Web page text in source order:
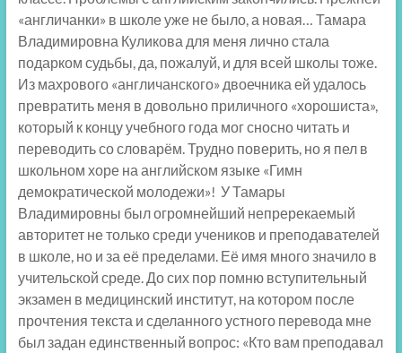
«англичанки» в школе уже не было, а новая… Тамара
Владимировна Куликова для меня лично стала
подарком судьбы, да, пожалуй, и для всей школы тоже.
Из махрового «англичанского» двоечника ей удалось
превратить меня в довольно приличного «хорошиста»,
который к концу учебного года мог сносно читать и
переводить со словарём. Трудно поверить, но я пел в
школьном хоре на английском языке «Гимн
демократической молодежи»! У Тамары
Владимировны был огромнейший непререкаемый
авторитет не только среди учеников и преподавателей
в школе, но и за её пределами. Её имя много значило в
учительской среде. До сих пор помню вступительный
экзамен в медицинский институт, на котором после
прочтения текста и сделанного устного перевода мне
был задан единственный вопрос: «Кто вам преподавал